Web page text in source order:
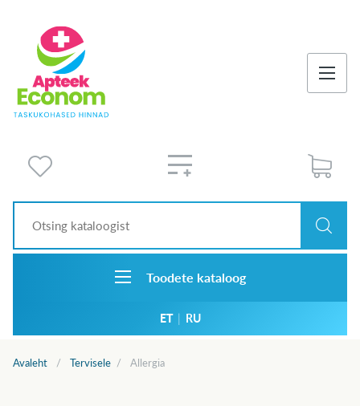
Toodete kataloog
ET | RU
Avaleht Tervisele Allergia